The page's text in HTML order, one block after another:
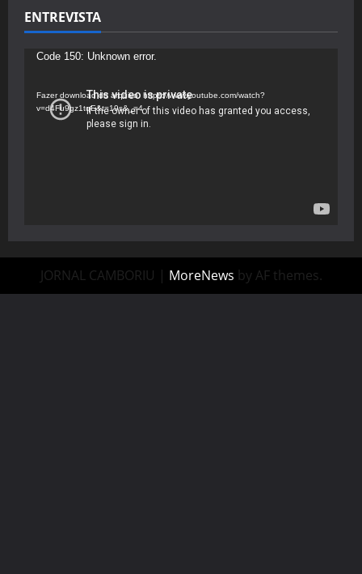
ENTREVISTA
Tocador
vídeo
Code 150: Unknown error.
Fazer download do arquivo: https://www.youtube.com/watch?
v=d4Fu9gz1tqE&t=19s&_=4
JORNAL CAMBORIU | MoreNews by AF themes.